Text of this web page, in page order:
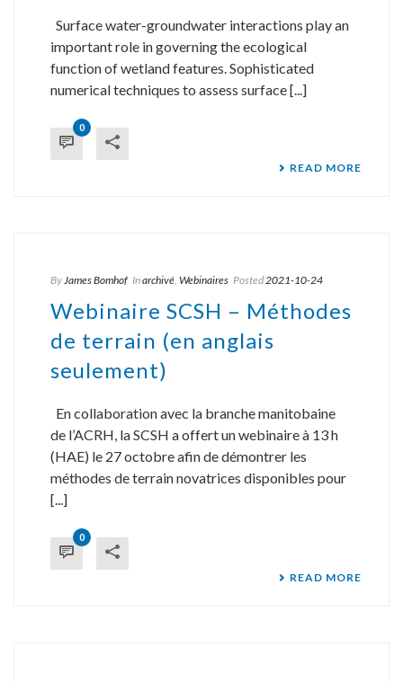
Surface water-groundwater interactions play an
important role in governing the ecological
function of wetland features. Sophisticated
numerical techniques to assess surface [...]
0
READ MORE
ByJames Bomhof Inarchivé, Webinaires Posted2021-10-24
Webinaire SCSH – Méthodes
de terrain (en anglais
seulement)
En collaboration avec la branche manitobaine
de l’ACRH, la SCSH a offert un webinaire à 13 h
(HAE) le 27 octobre afin de démontrer les
méthodes de terrain novatrices disponibles pour
[...]
0
READ MORE